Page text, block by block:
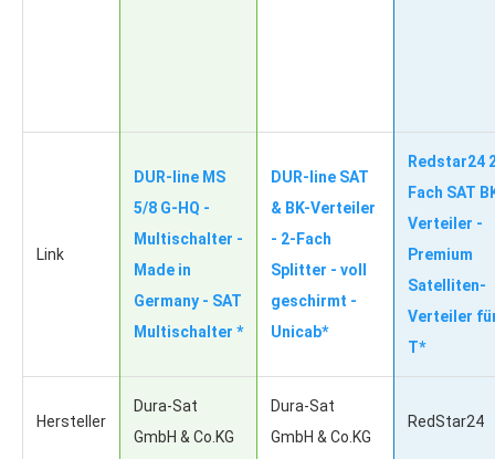
Link
DUR-line MS
5/8 G-HQ -
Multischalter -
Made in
Germany - SAT
Multischalter *
DUR-line SAT
& BK-Verteiler
- 2-Fach
Splitter - voll
geschirmt -
Unicab*
Redstar24
Fach SAT
Verteiler -
Premium
Satelliten-
Verteiler
T*
Hersteller
Dura-Sat
GmbH & Co.KG
Dura-Sat
GmbH & Co.KG
RedStar24